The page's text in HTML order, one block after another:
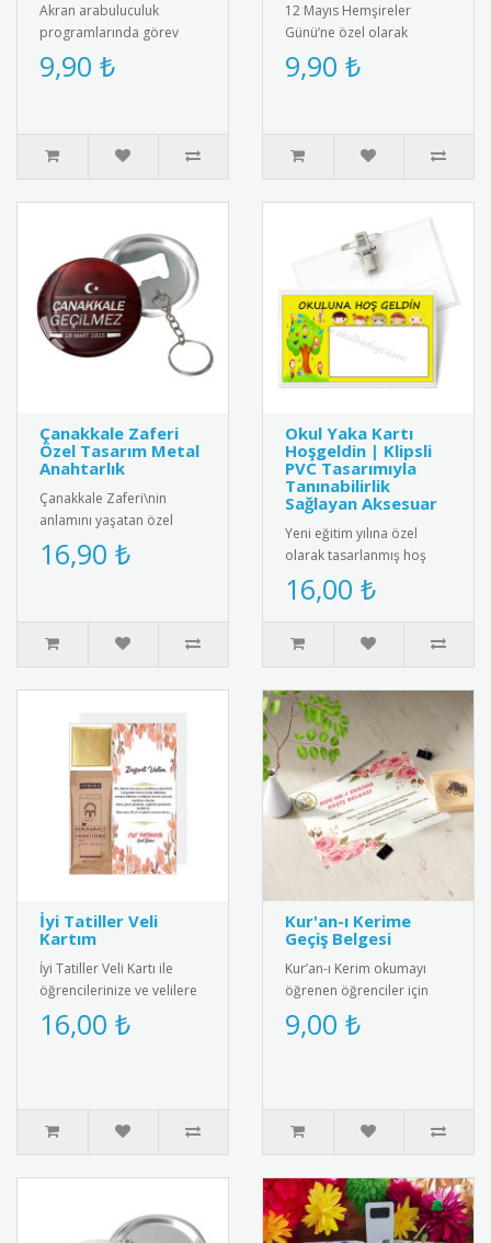
Akran arabuluculuk
programlarında görev
alan öğrenciler için özel
tasarım rozet. Okulda
9,90 ₺
12 Mayıs Hemşireler
Günü’ne özel olarak
tasarlanmış anlamlı buton
rozet modeli. Sağlık
9,90 ₺
Çanakkale Zaferi
Özel Tasarım Metal
Anahtarlık
Çanakkale Zaferi\nin
anlamını yaşatan özel
tasarım metal anahtarlık.
Yüksek kaliteli paslanmaz
16,90 ₺
Okul Yaka Kartı
Hoşgeldin | Klipsli
PVC Tasarımıyla
Tanınabilirlik
Sağlayan Aksesuar
Yeni eğitim yılına özel
olarak tasarlanmış hoş
geldin temalı okul yaka
kartı. Klipsli PVC yapısı
say..
16,00 ₺
İyi Tatiller Veli
Kartım
İyi Tatiller Veli Kartı ile
öğrencilerinize ve velilere
güzel bir yaz tatili mesajı
verin! Özel tasa..
16,00 ₺
Kur'an-ı Kerime
Geçiş Belgesi
Kur’an-ı Kerim okumayı
öğrenen öğrenciler için
anlamlı ve şık bir başarı
belgesi. Sınıf içi törenler..
9,00 ₺